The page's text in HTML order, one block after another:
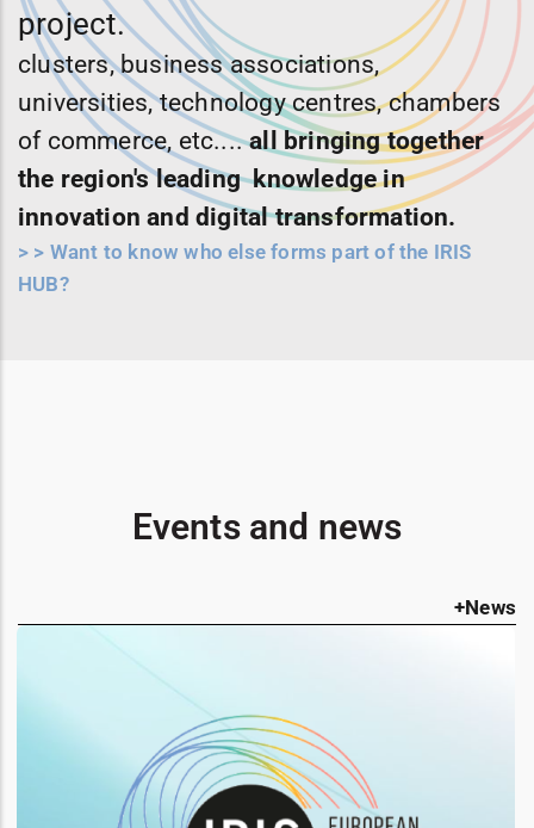
project.
clusters, business associations,
universities, technology centres, chambers
of commerce, etc....all bringing together
the region's leading knowledge in
innovation and digital transformation.
> > Want to know who else forms part of the IRIS
HUB?
Events and news
+News